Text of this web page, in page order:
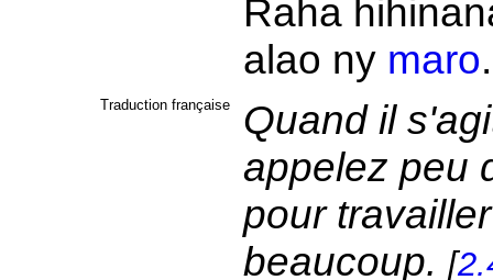
Raha
alao ny maro
Traduction française
Quand il
appelez peu
pour
beaucoup. [